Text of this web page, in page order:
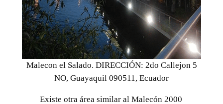
Malecon el Salado. DIRECCIÓN: 2do Callejon 5
NO, Guayaquil 090511, Ecuador
Existe otra área similar al Malecón 2000